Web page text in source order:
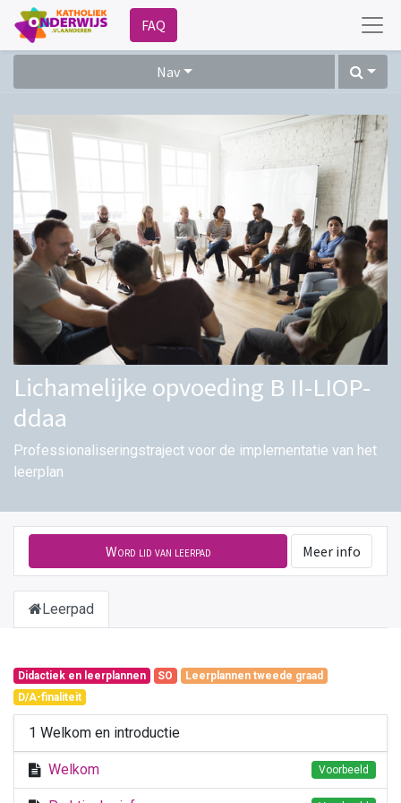
FAQ
Nav
Lichamelijke opvoeding B II-LIOP-
ddaa
Professionaliseringstraject voor de implementatie van het
leerplan
Word lid van leerpad Meer info
Leerpad
Didactiek en leerplannen SO
Leerplannen tweede graad
D/A-finaliteit
1 Welkom en introductie
Welkom Voorbeeld